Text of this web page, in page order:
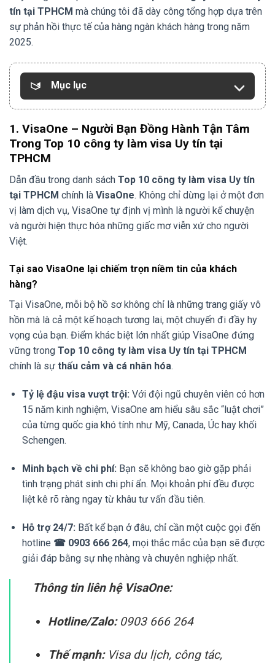
tín tại TPHCM mà chúng tôi đã dày công tổng hợp dựa trên
sự phản hồi thực tế của hàng ngàn khách hàng trong năm
2025.
Mục lục
1. VisaOne – Người Bạn Đồng Hành Tận Tâm
Trong Top 10 công ty làm visa Uy tín tại
TPHCM
Dẫn đầu trong danh sách Top 10 công ty làm visa Uy tín
tại TPHCM chính là VisaOne. Không chỉ dừng lại ở một đơn
vị làm dịch vụ, VisaOne tự định vị mình là người kể chuyện
và người hiện thực hóa những giấc mơ viễn xứ cho người
Việt.
Tại sao VisaOne lại chiếm trọn niềm tin của khách
hàng?
Tại VisaOne, mỗi bộ hồ sơ không chỉ là những trang giấy vô
hồn mà là cả một kế hoạch tương lai, một chuyến đi đầy hy
vọng của bạn. Điểm khác biệt lớn nhất giúp VisaOne đứng
vững trong Top 10 công ty làm visa Uy tín tại TPHCM
chính là sự thấu cảm và cá nhân hóa.
Tỷ lệ đậu visa vượt trội: Với đội ngũ chuyên viên có hơn
15 năm kinh nghiệm, VisaOne am hiểu sâu sắc “luật chơi”
của từng quốc gia khó tính như Mỹ, Canada, Úc hay khối
Schengen.
Minh bạch về chi phí: Bạn sẽ không bao giờ gặp phải
tình trạng phát sinh chi phí ẩn. Mọi khoản phí đều được
liệt kê rõ ràng ngay từ khâu tư vấn đầu tiên.
Hỗ trợ 24/7: Bất kể bạn ở đâu, chỉ cần một cuộc gọi đến
hotline ☎ 0903 666 264, mọi thắc mắc của bạn sẽ được
giải đáp bằng sự nhẹ nhàng và chuyên nghiệp nhất.
Thông tin liên hệ VisaOne:
Hotline/Zalo:0903 666 264
Thế mạnh:Visa du lịch, công tác,